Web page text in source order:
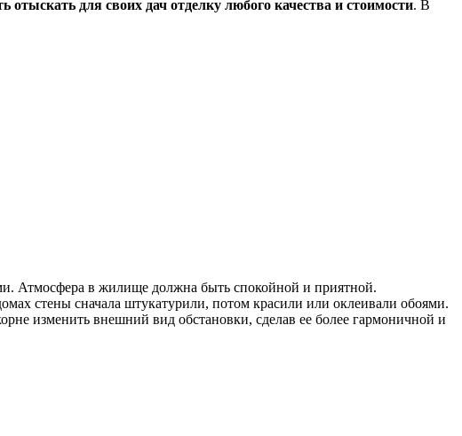
для своих дач отделку любого качества и стоимости. В
Атмосфера в жилище должна быть спокойной и приятной.
стены сначала штукатурили, потом красили или оклеивали обоями.
изменить внешний вид обстановки, сделав ее более гармоничной и